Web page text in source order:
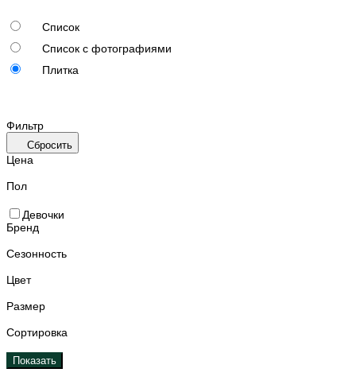
Список
Список с фотографиями
Плитка
Фильтр
Сбросить
Цена
Пол
Девочки
Бренд
Сезонность
Цвет
Размер
Сортировка
Показать